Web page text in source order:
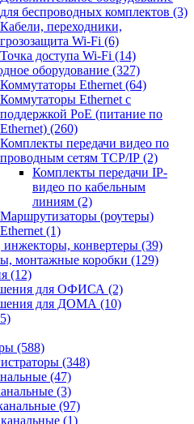
для беспроводных комплектов (3)
Кабели, переходники,
грозозащита Wi-Fi (6)
Точка доступа Wi-Fi (14)
оборудование (327)
Коммутаторы Ethernet (64)
Коммутаторы Ethernet с
поддержкой PoE (питание по
Ethernet) (260)
Комплекты передачи видео по
проводным сетям TCP/IP (2)
Комплекты передачи IP-
видео по кабельным
линиям (2)
Маршрутизаторы (роутеры)
Ethernet (1)
конвертеры (39)
монтажные коробки (129)
(12)
для ОФИСА (2)
для ДОМА (10)
(588)
(348)
(47)
(3)
(97)
(1)